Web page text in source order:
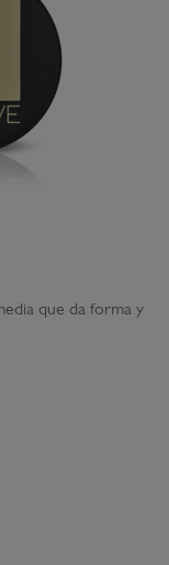
que da forma y